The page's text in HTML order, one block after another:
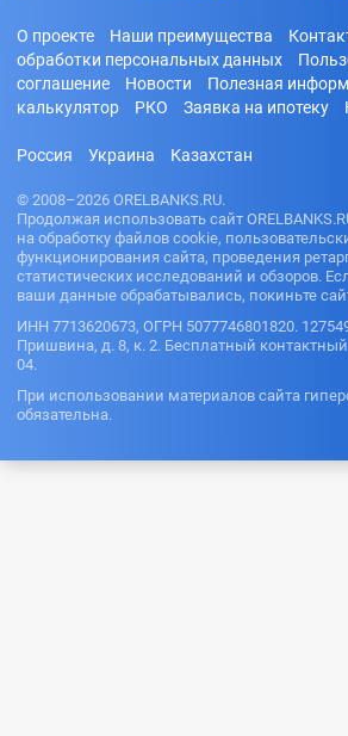
О проекте Наши преимущества
обработки персональных данных
соглашение
Новости Полезная
калькулятор
РКО Заявка на ипотеку
Россия Украина Казахстан
© 2008–2026 ORELBANKS.RU.
Продолжая использовать сайт
на обработку файлов cookie,
функционирования сайта, проведения
статистических исследований и обзоров.
ваши данные обрабатывались, покиньте
ИНН 7713620673, ОГРН 5077746801820.
Пришвина, д. 8, к. 2. Бесплатный
04.
При использовании материалов сайта
обязательна.